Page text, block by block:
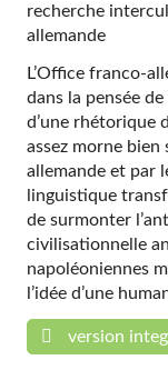
recherche
allemande
L’Office franco-
dans la pensée
d’une rhétorique
assez morne
allemande et par
linguistique
de surmonter
civilisationnelle
napoléoniennes
l’idée d’une
version